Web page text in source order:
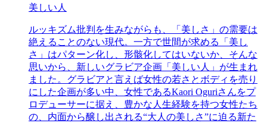
美しい人
ルッキズム批判を生みながらも、「美しさ」の需要は
絶えることのない現代。一方で世間が求める「美し
さ」はパターン化し、形骸化してはいないか、そんな
思いから、新しいグラビア企画「美しい人」が生まれ
ました。グラビアと言えば女性の若さとボディを売り
にした企画が多い中、女性であるKaori Oguriさんをプ
ロデューサーに据え、豊かな人生経験を持つ女性たち
の、内面から醸し出される“大人の美しさ”に迫る新た